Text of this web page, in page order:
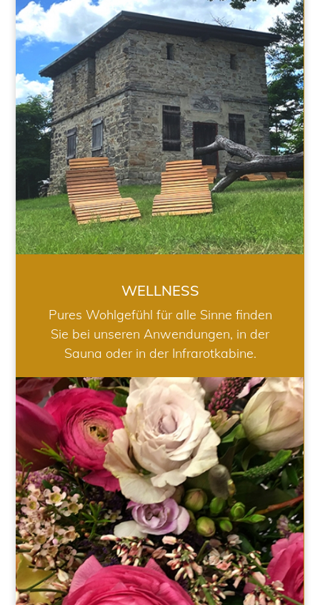
WELLNESS
WELLNESS
Pures Wohlgefühl für alle Sinne finden
Sie bei unseren Anwendungen, in der
Sauna oder in der Infrarotkabine.
HOCHZEIT